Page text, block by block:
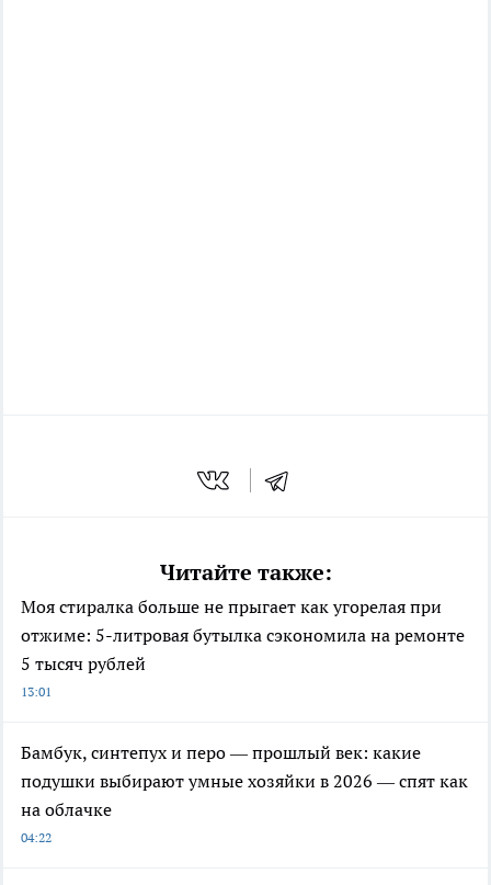
Читайте также:
Моя стиралка больше не прыгает как угорелая при
отжиме: 5-литровая бутылка сэкономила на ремонте
5 тысяч рублей
13:01
Бамбук, синтепух и перо — прошлый век: какие
подушки выбирают умные хозяйки в 2026 — спят как
на облачке
04:22